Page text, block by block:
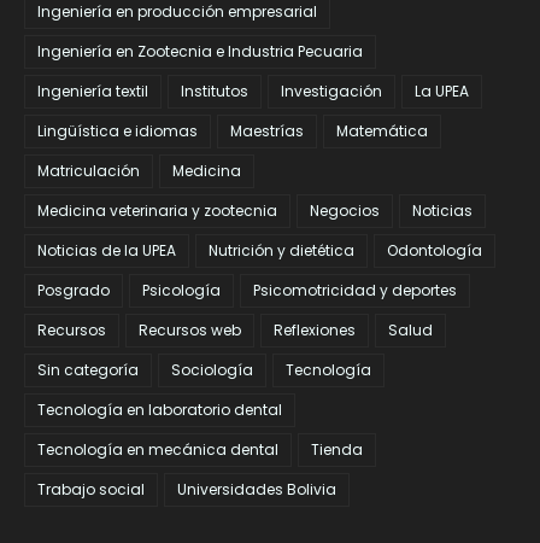
Ingeniería en producción empresarial
Ingeniería en Zootecnia e Industria Pecuaria
Ingeniería textil
Institutos Investigación
La UPEA
Lingüística e idiomas
Maestrías
Matemática
Matriculación
Medicina
Medicina veterinaria y zootecnia
Negocios
Noticias
Noticias de la UPEA
Nutrición y dietética
Odontología
Posgrado
Psicología
Psicomotricidad y deportes
Recursos
Recursos web Reflexiones
Salud
Sin categoría
Sociología
Tecnología
Tecnología en laboratorio dental
Tecnología en mecánica dental
Tienda
Trabajo social
Universidades Bolivia